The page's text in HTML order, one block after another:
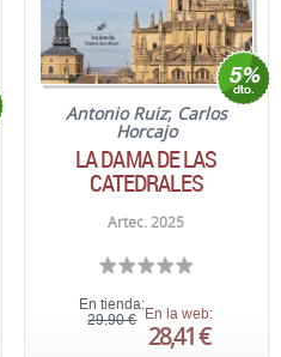
Antonio Ruiz; Carlos
Horcajo
LA DAMA DE LAS
CATEDRALES
Artec. 2025
En tienda:
29,90 €
En la web:
28,41 €